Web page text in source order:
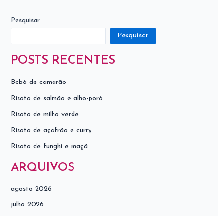
Pesquisar
Pesquisar
POSTS RECENTES
Bobó de camarão
Risoto de salmão e alho-poró
Risoto de milho verde
Risoto de açafrão e curry
Risoto de funghi e maçã
ARQUIVOS
agosto 2026
julho 2026